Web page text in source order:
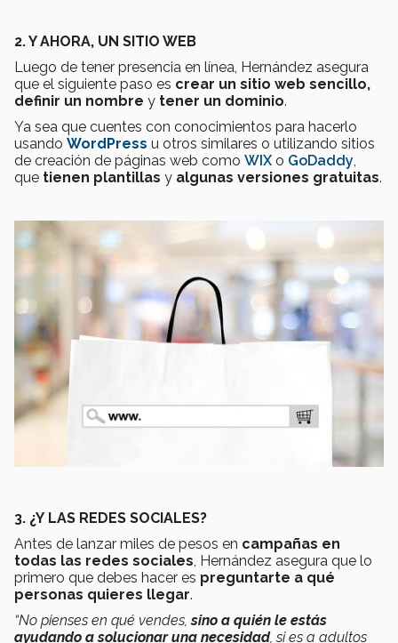
2. Y AHORA, UN SITIO WEB
Luego de tener presencia en línea, Hernández asegura
que el siguiente paso es crear un sitio web sencillo,
definir un nombre y tener un dominio.
Ya sea que cuentes con conocimientos para hacerlo
usando WordPress u otros similares o utilizando sitios
de creación de páginas web como WIX o GoDaddy,
que tienen plantillas y algunas versiones gratuitas.
3. ¿Y LAS REDES SOCIALES?
Antes de lanzar miles de pesos en campañas en
todas las redes sociales, Hernández asegura que lo
primero que debes hacer es preguntarte a qué
personas quieres llegar.
“No pienses en qué vendes,sino a quién le estás
ayudando a solucionar una necesidad, si es a adultos